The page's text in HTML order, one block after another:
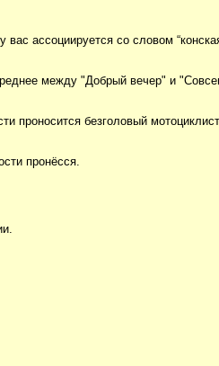
ассоциируется со словом
между "Добрый вечер" и
проносится безголовый
пронёсся.